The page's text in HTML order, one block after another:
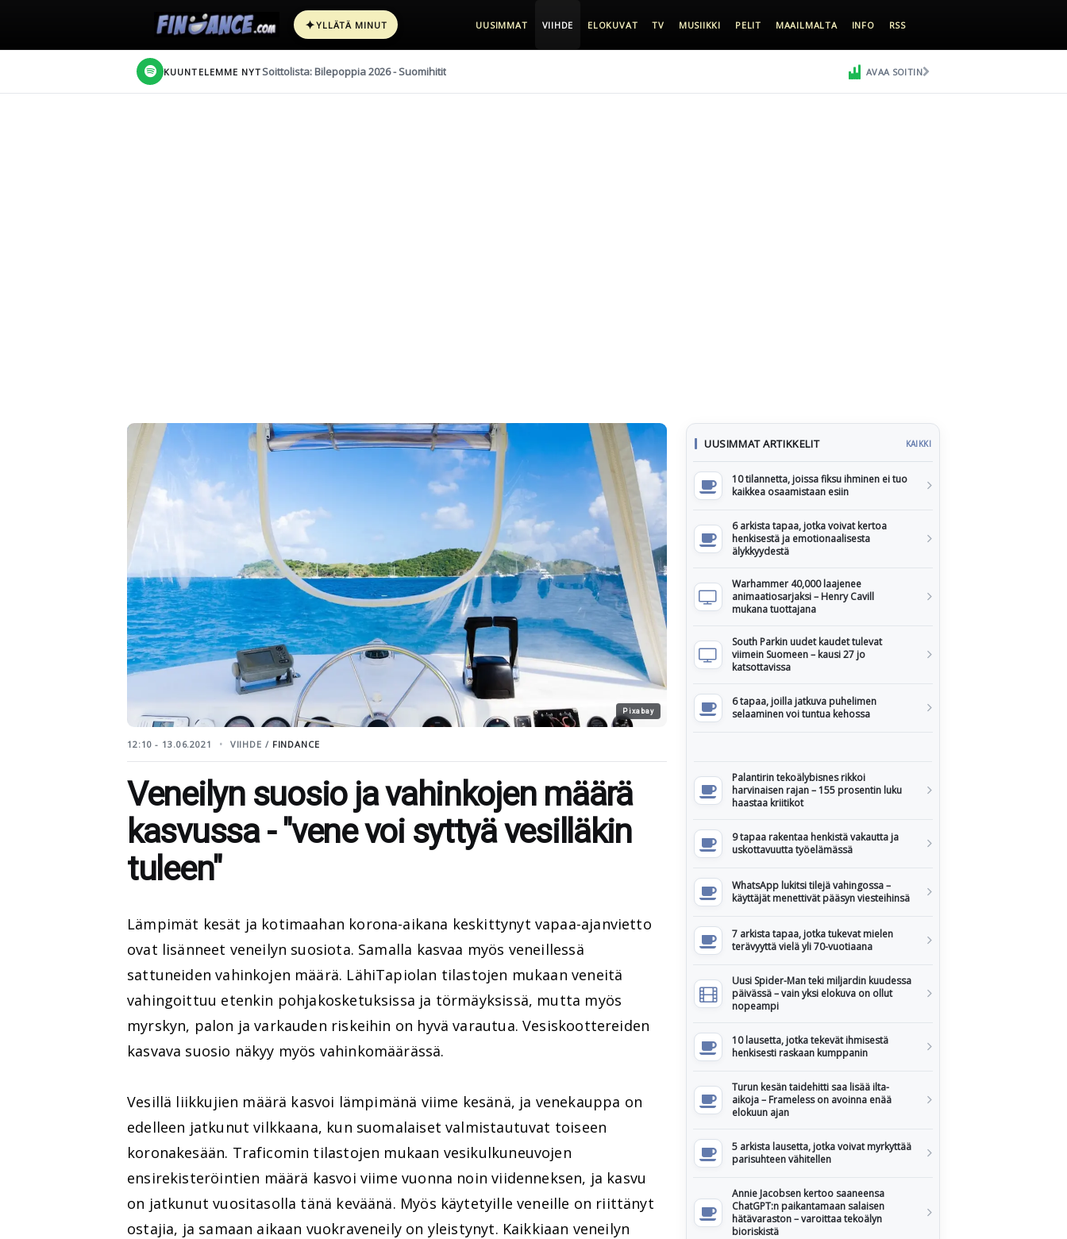
✦YLLÄTÄ MINUT UUSIMMAT VIIHDE ELOKUVAT TV MUSIIKKI PELIT MAAILMALTA INFO RSS
KUUNTELEMME NYT Soittolista: Bilepoppia 2026 - Suomihitit AVAA SOITIN
Pixabay
12:10 - 13.06.2021 VIIHDE / FINDANCE
Veneilyn suosio ja vahinkojen määrä
kasvussa - "vene voi syttyä vesilläkin
tuleen"
Lämpimät kesät ja kotimaahan korona-aikana keskittynyt vapaa-ajanvietto
ovat lisänneet veneilyn suosiota. Samalla kasvaa myös veneillessä
sattuneiden vahinkojen määrä. LähiTapiolan tilastojen mukaan veneitä
vahingoittuu etenkin pohjakosketuksissa ja törmäyksissä, mutta myös
myrskyn, palon ja varkauden riskeihin on hyvä varautua. Vesiskoottereiden
kasvava suosio näkyy myös vahinkomäärässä.
Vesillä liikkujien määrä kasvoi lämpimänä viime kesänä, ja venekauppa on
edelleen jatkunut vilkkaana, kun suomalaiset valmistautuvat toiseen
koronakesään. Traficomin tilastojen mukaan vesikulkuneuvojen
ensirekisteröintien määrä kasvoi viime vuonna noin viidenneksen, ja kasvu
on jatkunut vuositasolla tänä keväänä. Myös käytetyille veneille on riittänyt
ostajia, ja samaan aikaan vuokraveneily on yleistynyt. Kaikkiaan veneilyn
UUSIMMAT ARTIKKELIT KAIKKI
10 tilannetta, joissa fiksu ihminen ei tuo
kaikkea osaamistaan esiin
6 arkista tapaa, jotka voivat kertoa
henkisestä ja emotionaalisesta
älykkyydestä
Warhammer 40,000 laajenee
animaatiosarjaksi – Henry Cavill
mukana tuottajana
South Parkin uudet kaudet tulevat
viimein Suomeen – kausi 27 jo
katsottavissa
6 tapaa, joilla jatkuva puhelimen
selaaminen voi tuntua kehossa
Palantirin tekoälybisnes rikkoi
harvinaisen rajan – 155 prosentin luku
haastaa kriitikot
9 tapaa rakentaa henkistä vakautta ja
uskottavuutta työelämässä
WhatsApp lukitsi tilejä vahingossa –
käyttäjät menettivät pääsyn viesteihinsä
7 arkista tapaa, jotka tukevat mielen
terävyyttä vielä yli 70-vuotiaana
Uusi Spider-Man teki miljardin kuudessa
päivässä – vain yksi elokuva on ollut
nopeampi
10 lausetta, jotka tekevät ihmisestä
henkisesti raskaan kumppanin
Turun kesän taidehitti saa lisää ilta-
aikoja – Frameless on avoinna enää
elokuun ajan
5 arkista lausetta, jotka voivat myrkyttää
parisuhteen vähitellen
Annie Jacobsen kertoo saaneensa
ChatGPT:n paikantamaan salaisen
hätävaraston – varoittaa tekoälyn
bioriskistä